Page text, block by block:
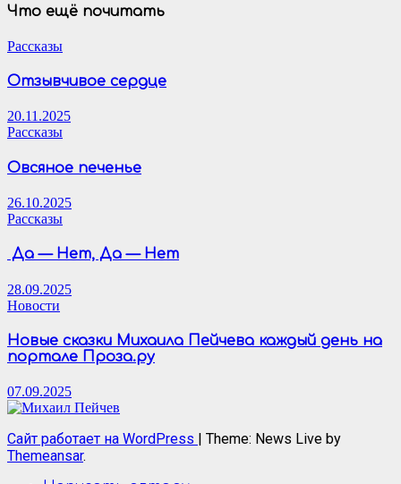
Что ещё почитать
Рассказы
Отзывчивое сердце
20.11.2025
Рассказы
Овсяное печенье
26.10.2025
Рассказы
Да — Нет, Да — Нет
28.09.2025
Новости
Новые сказки Михаила Пейчева каждый день на
портале Проза.ру
07.09.2025
Сайт работает на WordPress | Theme: News Live by
Themeansar.